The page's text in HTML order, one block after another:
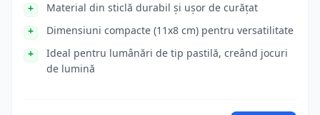
Material din sticlă durabil și ușor de curățat
Dimensiuni compacte (11x8 cm) pentru versatilitate
Ideal pentru lumânări de tip pastilă, creând jocuri
de lumină